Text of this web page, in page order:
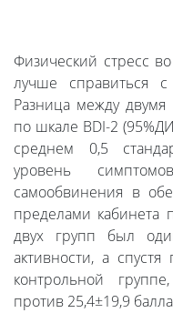
Физический стресс
лучше справиться
Разница между двумя
по шкале BDI-2
среднем 0,5
уровень
самообвинения в
пределами кабинета
двух групп был
активности, а
контрольной
против 25,4±19,9